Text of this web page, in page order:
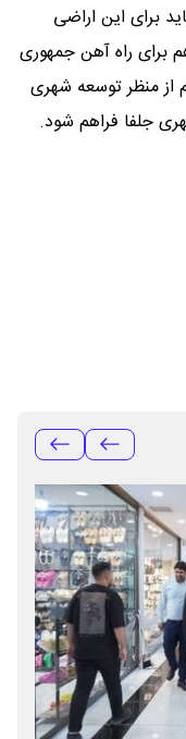
برای این اراضی
برای راه ‌آهن جمهوری
از منظر توسعه شهری
جلفا فراهم شود.